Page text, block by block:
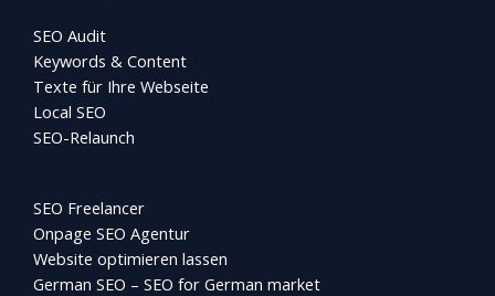
SEO Audit
Keywords & Content
Texte für Ihre Webseite
Local SEO
SEO-Relaunch
SEO Freelancer
Onpage SEO Agentur
Website optimieren lassen
German SEO – SEO for German market